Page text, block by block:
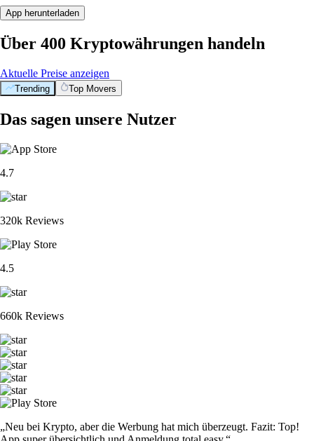
App herunterladen
Über 400 Kryptowährungen handeln
Aktuelle Preise anzeigen
Trending Top Movers
Das sagen unsere Nutzer
4.7
320k Reviews
4.5
660k Reviews
„Neu bei Krypto, aber die Werbung hat mich überzeugt. Fazit: Top!